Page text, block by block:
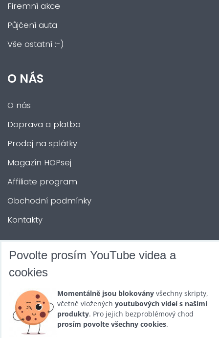
Firemní akce
Půjčení auta
Vše ostatní :-)
O NÁS
O nás
Doprava a platba
Prodej na splátky
Magazín HOPsej
Affiliate program
Obchodní podmínky
Kontakty
DALŠÍ SLUŽBY
Půjčovna
Promotéři
Povolte prosím YouTube videa a
cookies
Momentálně jsou blokovány všechny skripty,
včetně vložených youtubových videí s našimi
produkty. Pro jejich bezproblémový chod
prosím povolte všechny cookies.